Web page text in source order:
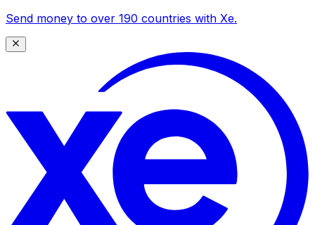
Send money to over 190 countries with Xe.